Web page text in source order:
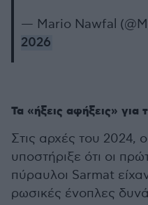
— Mario Nawfal
2026
Τα «ήξεις αφήξεις» για
Στις αρχές του 2024,
υποστήριξε ότι οι
πύραυλοι Sarmat
ρωσικές ένοπλες